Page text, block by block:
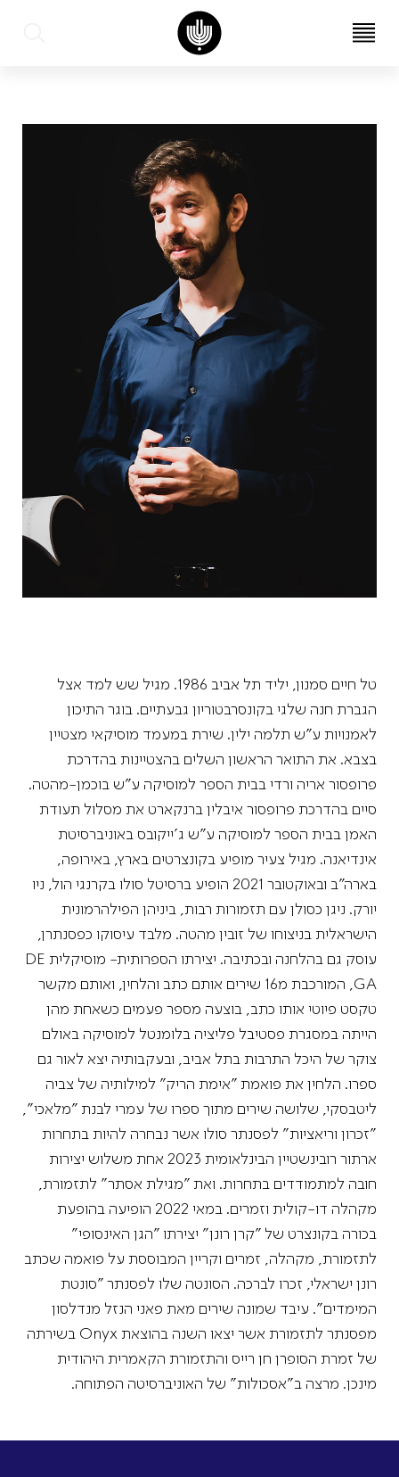
טל חיים סמנון, יליד תל אביב 1986. מגיל שש למד אצל
הגברת חנה שלגי בקונסרבטוריון גבעתיים. בוגר התיכון
לאמנויות ע"ש תלמה ילין. שירת במעמד מוסיקאי מצטיין
בצבא. את התואר הראשון השלים בהצטיינות בהדרכת
פרופסור אריה ורדי בבית הספר למוסיקה ע"ש בוכמן-מהטה.
סיים בהדרכת פרופסור איבלין ברנקארט את מסלול תעודת
האמן בבית הספר למוסיקה ע"ש ג'ייקובס באוניברסיטת
אינדיאנה. מגיל צעיר מופיע בקונצרטים בארץ, באירופה,
בארה"ב ובאוקטובר 2021 הופיע ברסיטל סולו בקרנגי הול, ניו
יורק. ניגן כסולן עם תזמורות רבות, ביניהן הפילהרמונית
הישראלית בניצוחו של זובין מהטה. מלבד עיסוקו כפסנתרן,
עוסק גם בהלחנה ובכתיבה. יצירתו הספרותית- מוסיקלית DE
GA, המורכבת מ16 שירים אותם כתב והלחין, ואותם מקשר
טקסט פיוטי אותו כתב, בוצעה מספר פעמים כשאחת מהן
הייתה במסגרת פסטיבל פליציה בלומנטל למוסיקה באולם
צוקר של היכל התרבות בתל אביב, ובעקבותיה יצא לאור גם
ספרו. הלחין את פואמת ״אימת הריק״ למילותיה של צביה
ליטבסקי, שלושה שירים מתוך ספרו של עמרי לבנת ״מלאכי״,
״זכרון וריאציות״ לפסנתר סולו אשר נבחרה להיות בתחרות
ארתור רובינשטיין הבינלאומית 2023 אחת משלוש יצירות
חובה למתמודדים בתחרות. ואת ״מגילת אסתר״ לתזמורת,
מקהלה דו-קולית וזמרים. במאי 2022 הופיעה בהופעת
בכורה בקונצרט של ״קרן רונן״ יצירתו ״הגן האינסופי״
לתזמורת, מקהלה, זמרים וקריין המבוססת על פואמה שכתב
רונן ישראלי, זכרו לברכה. הסונטה שלו לפסנתר ״סונטת
המימדים״. עיבד שמונה שירים מאת פאני הנזל מנדלסון
מפסנתר לתזמורת אשר יצאו השנה בהוצאת Onyx בשירתה
של זמרת הסופרן חן רייס והתזמורת הקאמרית היהודית
מינכן. מרצה ב״אסכולות״ של האוניברסיטה הפתוחה.